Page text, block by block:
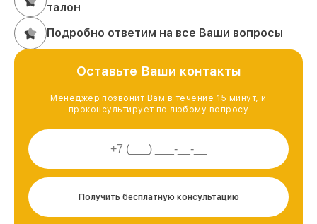
талон
Подробно ответим на все Ваши вопросы
Оставьте Ваши контакты
Менеджер позвонит Вам в течение 15 минут, и
проконсультирует по любому вопросу
Получить бесплатную консультацию